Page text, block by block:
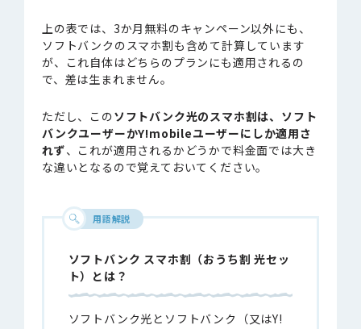
上の表では、3か月無料のキャンペーン以外にも、
ソフトバンクのスマホ割も含めて計算しています
が、これ自体はどちらのプランにも適用されるの
で、差は生まれません。
ただし、このソフトバンク光のスマホ割は、ソフト
バンクユーザーかY!mobileユーザーにしか適用さ
れず、これが適用されるかどうかで料金面では大き
な違いとなるので覚えておいてください。
用語解説
ソフトバンク スマホ割（おうち割 光セッ
ト）とは ？
ソフトバンク光とソフトバンク（又はY!